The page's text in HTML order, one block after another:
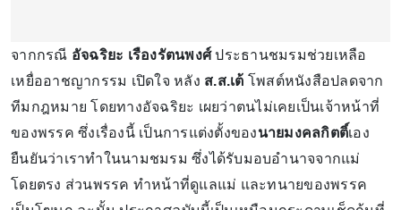
จากกรณี อัจฉริยะ เรืองรัตนพงศ์ประธานชมรมช่วยเหลือ
เหยื่ออาชญากรรม เปิดใจ หลัง ส.ส.เต้ โพสต์หนังสือปลดจาก
ทีมกฎหมาย โดยทางอัจฉริยะ เผยว่าตนไม่เคยเป็นเจ้าหน้าที่
ของพรรค ซึ่งเรื่องนี้ เป็นการแต่งตั้งของนายมงคลกิตติ์เอง
ยืนยันว่าเราทำในนามชมรม ซึ่งได้รับมอบอำนาจจากแม่
โดยตรง ส่วนพรรค ทำหน้าที่ดูแลแม่ และทนายของพรรค